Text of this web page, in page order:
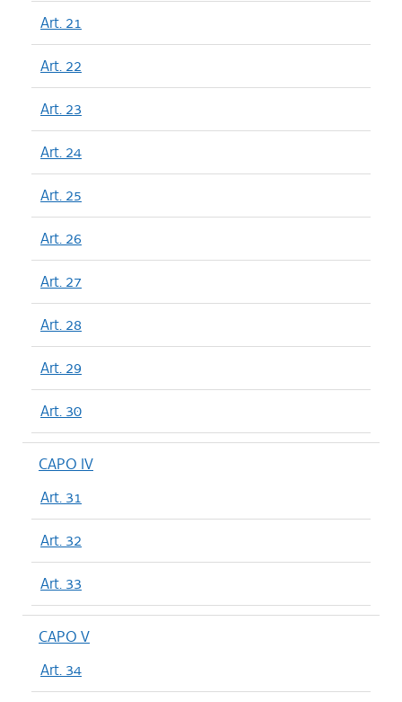
Art. 21
Art. 22
Art. 23
Art. 24
Art. 25
Art. 26
Art. 27
Art. 28
Art. 29
Art. 30
CAPO IV
Art. 31
Art. 32
Art. 33
CAPO V
Art. 34